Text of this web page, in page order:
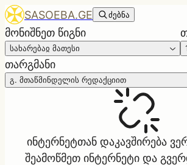
SASOEBA.GE ძებნა
მონიშნეთ წიგნი
სახარებაჲ მათესი
თარგმანი
გ. მთაწმინდელის რედაქციით
ინტერნეტთან დაკავშირება
შეამოწმეთ ინტერნეტი და